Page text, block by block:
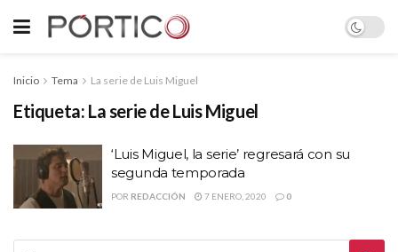
Inicio Tema La serie de Luis Miguel
Etiqueta: La serie de Luis Miguel
‘Luis Miguel, la serie’ regresará con su
segunda temporada
POR REDACCIÓN 7 ENERO, 2020 0